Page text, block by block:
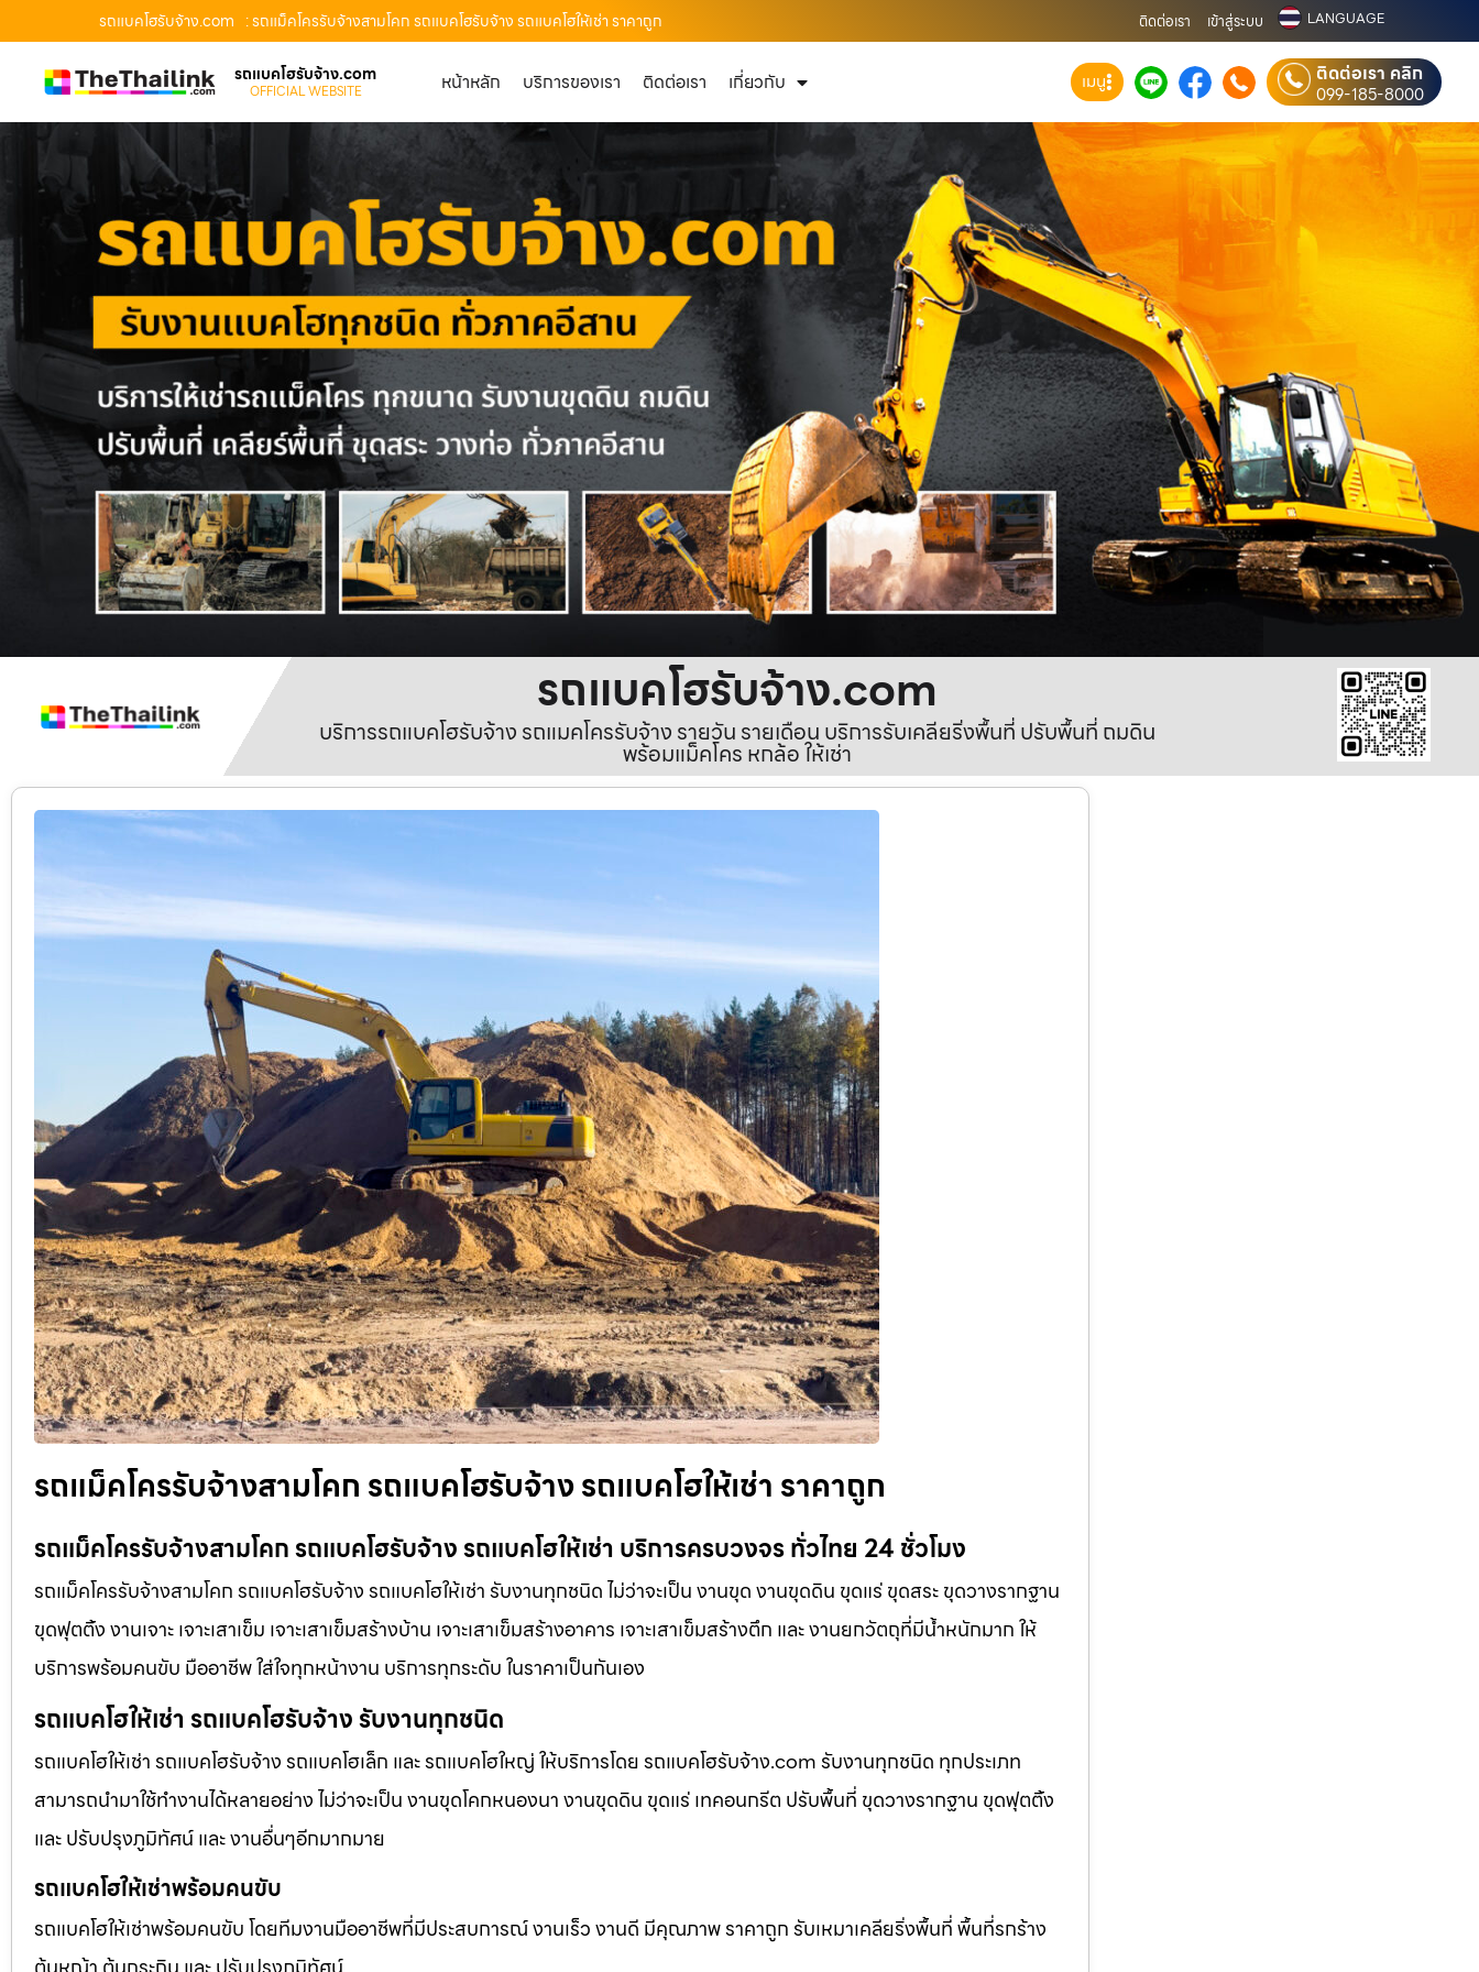
รถแบคโฮรับจ้าง.com : รถแม็คโครรับจ้างสามโคก รถแบคโฮรับจ้าง รถแบคโฮให้เช่า ราคาถูก ติดต่อเรา เข้าสู่ระบบ LANGUAGE
รถแบคโฮรับจ้าง.com
OFFICIAL WEBSITE หน้าหลัก บริการของเรา ติดต่อเรา เกี่ยวกับ เมนู ติดต่อเรา คลิก
099-185-8000
รถแบคโฮรับจ้าง.com
บริการรถแบคโฮรับจ้าง รถแมคโครรับจ้าง รายวัน รายเดือน บริการรับเคลียริ่งพื้นที่ ปรับพื้นที่ ถมดิน
พร้อมแม็คโคร หกล้อ ให้เช่า
รถแม็คโครรับจ้างสามโคก รถแบคโฮรับจ้าง รถแบคโฮให้เช่า ราคาถูก
รถแม็คโครรับจ้างสามโคก รถแบคโฮรับจ้าง รถแบคโฮให้เช่า บริการครบวงจร ทั่วไทย 24 ชั่วโมง
รถแม็คโครรับจ้างสามโคก รถแบคโฮรับจ้าง รถแบคโฮให้เช่า รับงานทุกชนิด ไม่ว่าจะเป็น งานขุด งานขุดดิน ขุดแร่ ขุดสระ ขุดวางรากฐาน
ขุดฟุตติ้ง งานเจาะ เจาะเสาเข็ม เจาะเสาเข็มสร้างบ้าน เจาะเสาเข็มสร้างอาคาร เจาะเสาเข็มสร้างตึก และ งานยกวัตถุที่มีน้ำหนักมาก ให้
บริการพร้อมคนขับ มืออาชีพ ใส่ใจทุกหน้างาน บริการทุกระดับ ในราคาเป็นกันเอง
รถแบคโฮให้เช่า รถแบคโฮรับจ้าง รับงานทุกชนิด
รถแบคโฮให้เช่า รถแบคโฮรับจ้าง รถแบคโฮเล็ก และ รถแบคโฮใหญ่ ให้บริการโดย รถแบคโฮรับจ้าง.com รับงานทุกชนิด ทุกประเภท
สามารถนำมาใช้ทำงานได้หลายอย่าง ไม่ว่าจะเป็น งานขุดโคกหนองนา งานขุดดิน ขุดแร่ เทคอนกรีต ปรับพื้นที่ ขุดวางรากฐาน ขุดฟุตติ้ง
และ ปรับปรุงภูมิทัศน์ และ งานอื่นๆอีกมากมาย
รถแบคโฮให้เช่าพร้อมคนขับ
รถแบคโฮให้เช่าพร้อมคนขับ โดยทีมงานมืออาชีพที่มีประสบการณ์ งานเร็ว งานดี มีคุณภาพ ราคาถูก รับเหมาเคลียริ่งพื้นที่ พื้นที่รกร้าง